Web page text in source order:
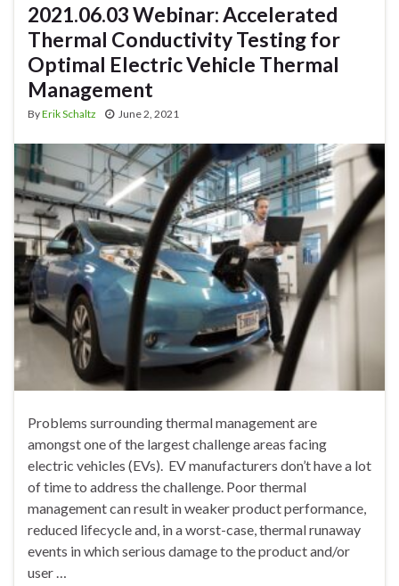
2021.06.03 Webinar: Accelerated
Thermal Conductivity Testing for
Optimal Electric Vehicle Thermal
Management
ByErik Schaltz June 2, 2021
Problems surrounding thermal management are
amongst one of the largest challenge areas facing
electric vehicles (EVs). EV manufacturers don’t have a lot
of time to address the challenge. Poor thermal
management can result in weaker product performance,
reduced lifecycle and, in a worst-case, thermal runaway
events in which serious damage to the product and/or
user …